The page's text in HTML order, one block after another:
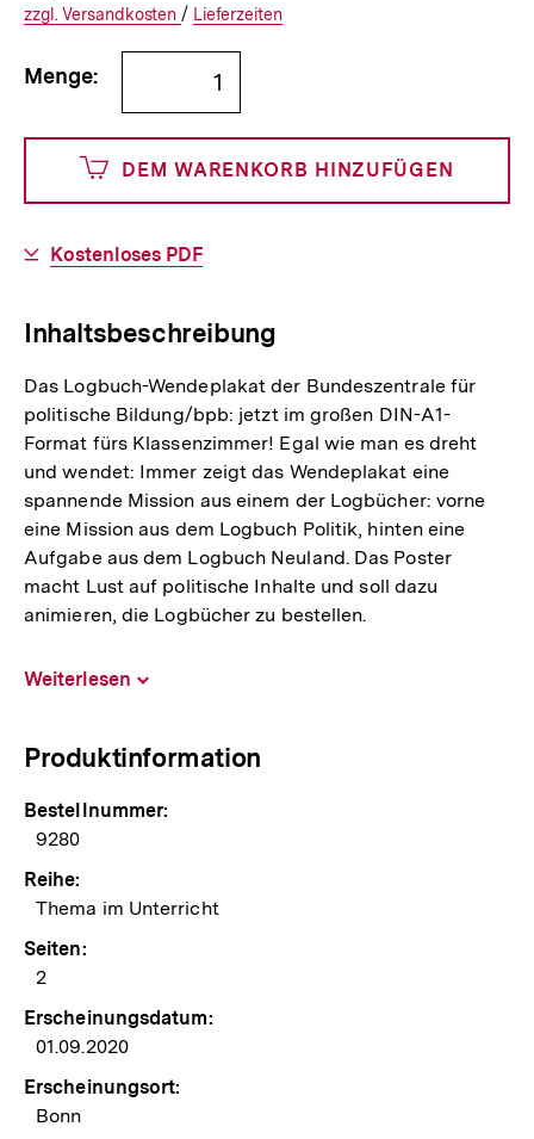
€
und
0
Cents
Versandkosten
Interner
Informationen
den
zzgl. zuzüglichen
Versandkosten / Interner
Informationen
Lieferzeiten
Bestellmenge
angeben
Menge:
DEM WARENKORB HINZUFÜGEN
Download-
Kostenloses PDF
Inhaltsbeschreibung
Das Logbuch-Wendeplakat der Bundeszentrale für
politische Bildung/bpb: jetzt im großen DIN-A1-
Format fürs Klassenzimmer! Egal wie man es dreht
und wendet: Immer zeigt das Wendeplakat eine
spannende Mission aus einem der Logbücher: vorne
eine Mission aus dem Logbuch Politik, hinten eine
Aufgabe aus dem Logbuch Neuland. Das Poster
macht Lust auf politische Inhalte und soll dazu
animieren, die Logbücher zu bestellen.
Weiterlesen
Produktinformation
Bestellnummer:
9280
Reihe:
Thema im Unterricht
Seiten:
2
Erscheinungsdatum:
01.09.2020
Erscheinungsort:
Bonn